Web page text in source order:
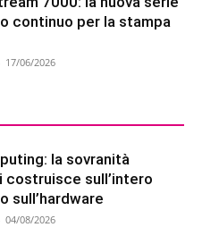
continuo per la stampa
17/06/2026
la sovranità
sull’intero
sull’hardware
04/08/2026